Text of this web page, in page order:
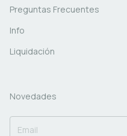
Preguntas Frecuentes
Info
Liquidación
Novedades